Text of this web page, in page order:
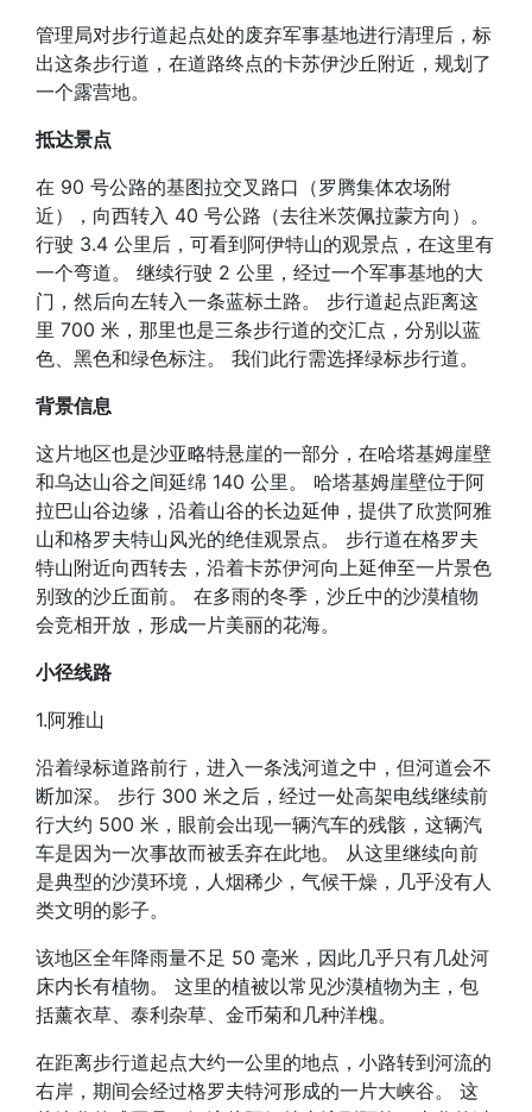
管理局对步行道起点处的废弃军事基地进行清理后，标
出这条步行道，在道路终点的卡苏伊沙丘附近，规划了
一个露营地。
抵达景点
在 90 号公路的基图拉交叉路口（罗腾集体农场附
近），向西转入 40 号公路（去往米茨佩拉蒙方向）。
行驶 3.4 公里后，可看到阿伊特山的观景点，在这里有
一个弯道。 继续行驶 2 公里，经过一个军事基地的大
门，然后向左转入一条蓝标土路。 步行道起点距离这
里 700 米，那里也是三条步行道的交汇点，分别以蓝
色、黑色和绿色标注。 我们此行需选择绿标步行道。
背景信息
这片地区也是沙亚略特悬崖的一部分，在哈塔基姆崖壁
和乌达山谷之间延绵 140 公里。 哈塔基姆崖壁位于阿
拉巴山谷边缘，沿着山谷的长边延伸，提供了欣赏阿雅
山和格罗夫特山风光的绝佳观景点。 步行道在格罗夫
特山附近向西转去，沿着卡苏伊河向上延伸至一片景色
别致的沙丘面前。 在多雨的冬季，沙丘中的沙漠植物
会竞相开放，形成一片美丽的花海。
小径线路
1.阿雅山
沿着绿标道路前行，进入一条浅河道之中，但河道会不
断加深。 步行 300 米之后，经过一处高架电线继续前
行大约 500 米，眼前会出现一辆汽车的残骸，这辆汽
车是因为一次事故而被丢弃在此地。 从这里继续向前
是典型的沙漠环境，人烟稀少，气候干燥，几乎没有人
类文明的影子。
该地区全年降雨量不足 50 毫米，因此几乎只有几处河
床内长有植物。 这里的植被以常见沙漠植物为主，包
括薰衣草、泰利杂草、金币菊和几种洋槐。
在距离步行道起点大约一公里的地点，小路转到河流的
右岸，期间会经过格罗夫特河形成的一片大峡谷。 这